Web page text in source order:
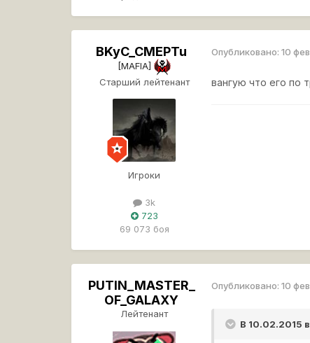
BKyC_CMEPTu
[MAFIA]
Старший лейтенант
Игроки
3k
723
69 073 боя
Опубликовано:10
вангую что его по
PUTIN_MASTER_
OF_GALAXY
Лейтенант
Опубликовано:10
В 10.02.2015